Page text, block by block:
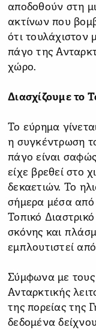
αποδοθούν στη
ακτίνων που
ότι τουλάχιστον
πάγο της
χώρο.
Διασχίζουμε το
Το εύρημα
η συγκέντρωση
πάγο είναι
είχε βρεθεί στο
δεκαετιών. Το
σήμερα μέσα
Τοπικό
σκόνης και
εμπλουτιστεί
Σύμφωνα με τους
Ανταρκτικής
της πορείας της
δεδομένα